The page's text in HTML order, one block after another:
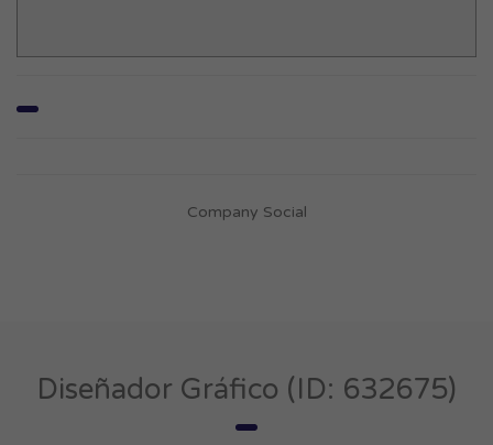
Company Social
Diseñador Gráfico (ID: 632675)